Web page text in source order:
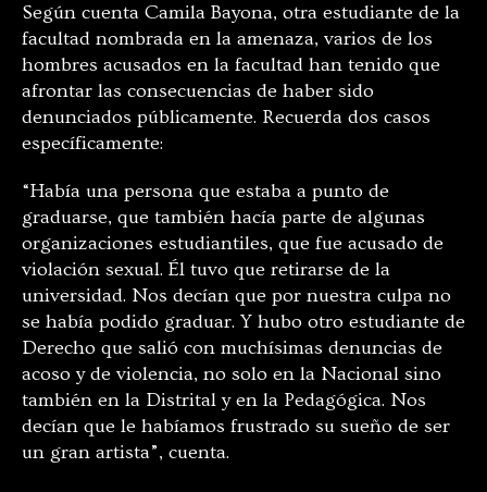
Según cuenta Camila Bayona, otra estudiante de la
facultad nombrada en la amenaza, varios de los
hombres acusados en la facultad han tenido que
afrontar las consecuencias de haber sido
denunciados públicamente. Recuerda dos casos
específicamente:
“Había una persona que estaba a punto de
graduarse, que también hacía parte de algunas
organizaciones estudiantiles, que fue acusado de
violación sexual. Él tuvo que retirarse de la
universidad. Nos decían que por nuestra culpa no
se había podido graduar. Y hubo otro estudiante de
Derecho que salió con muchísimas denuncias de
acoso y de violencia, no solo en la Nacional sino
también en la Distrital y en la Pedagógica. Nos
decían que le habíamos frustrado su sueño de ser
un gran artista”, cuenta.